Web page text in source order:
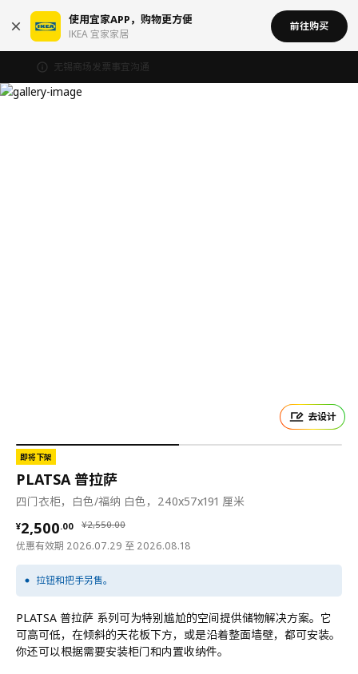
使用宜家APP，购物更方便
IKEA 宜家家居
前往购买
无锡商场发票事宜沟通
去设计
即将下架
PLATSA 普拉萨
四门衣柜，白色/福纳 白色，240x57x191 厘米
¥2,550.00
¥ 2550.00
¥2,500.00
¥ 2500.00
优惠有效期 2026.07.29 至 2026.08.18
拉钮和把手另售。
PLATSA 普拉萨 系列可为特别尴尬的空间提供储物解决方案。它
可高可低，在倾斜的天花板下方，或是沿着整面墙壁，都可安装。
你还可以根据需要安装柜门和内置收纳件。